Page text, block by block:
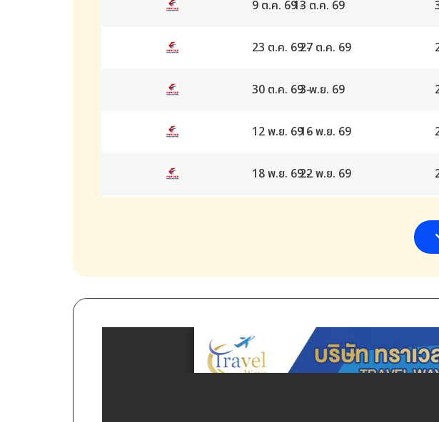
9 ต.ค. 69-
13 ต.ค. 69
23 ต.ค. 69-
27 ต.ค. 69
30 ต.ค. 69-
3 พ.ย. 69
12 พ.ย. 69-
16 พ.ย. 69
18 พ.ย. 69-
22 พ.ย. 69